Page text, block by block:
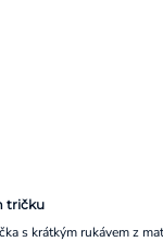
tričku
s krátkým rukávem z